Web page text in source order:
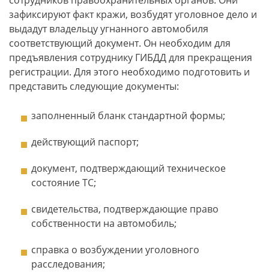
зафиксируют факт кражи, возбудят уголовное дело и
выдадут владельцу угнанного автомобиля
соответствующий документ. Он необходим для
предъявления сотруднику ГИБДД для прекращения
регистрации. Для этого необходимо подготовить и
представить следующие документы:
заполненный бланк стандартной формы;
действующий паспорт;
документ, подтверждающий техническое
состояние ТС;
свидетельства, подтверждающие право
собственности на автомобиль;
справка о возбуждении уголовного
расследования;